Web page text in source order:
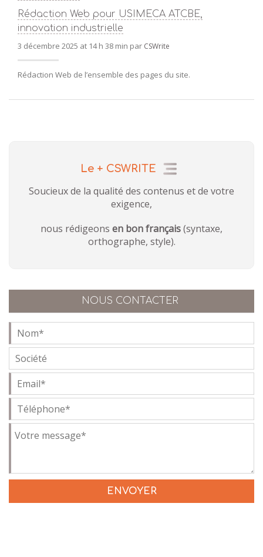
Rédaction Web pour USIMECA ATCBE,
innovation industrielle
3 décembre 2025 at 14 h 38 min par CSWrite
Rédaction Web de l’ensemble des pages du site.
Le + CSWRITE
Soucieux de la qualité des contenus et de votre
exigence,
nous rédigeons en bon français(syntaxe,
orthographe, style).
NOUS CONTACTER